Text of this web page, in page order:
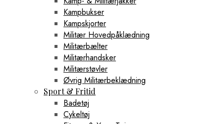
Kampbukser
Kampskjorter
Militær Hovedpåklædning
Militærbælter
Militærhandsker
Militærstøvler
Øvrig Militærbeklædning
Sport & Fritid
Badetøj
Cykeltøj